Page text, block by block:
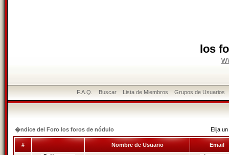
los
F.A.Q. Buscar Lista de Miembros Grupos de Usuarios
�ndice del Foro los foros de nódulo Elija
# Nombre de Usuario Email